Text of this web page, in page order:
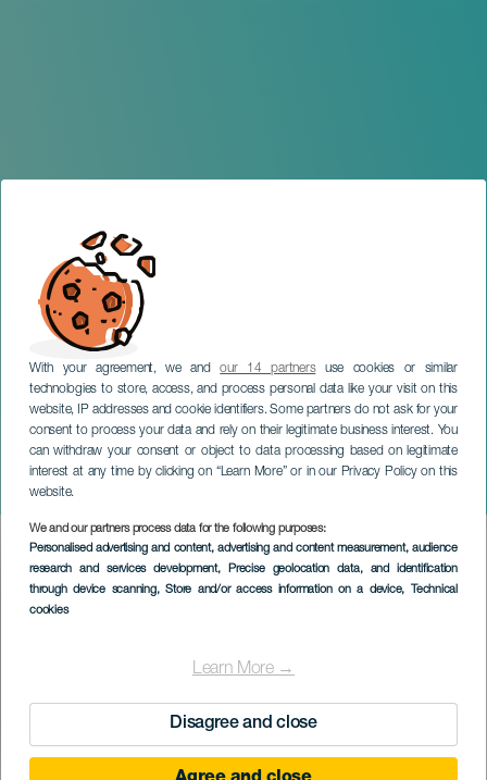
With your agreement, we andour 14 partnersuse cookies or similar
technologies to store, access, and process personal data like your visit on this
website, IP addresses and cookie identifiers. Some partners do not ask for your
consent to process your data and rely on their legitimate business interest. You
can withdraw your consent or object to data processing based on legitimate
interest at any time by clicking on “Learn More” or in our Privacy Policy on this
website.
We and our partners process data for the following purposes:
Personalised advertising and content, advertising and content measurement, audience
research and services development, Precise geolocation data, and identification
through device scanning, Store and/or access information on a device, Technical
cookies
Learn More →
Disagree and close
Craig David im Konzert
TENERIFE
Imagen
Listado